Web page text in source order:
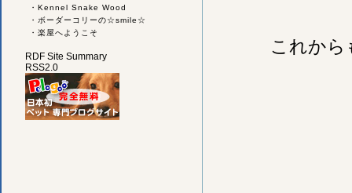
・ Kennel Snake Wood
・ ボーダーコリーの☆smile☆
・ 楽屋へようこそ
RDF Site Summary
RSS2.0
これから